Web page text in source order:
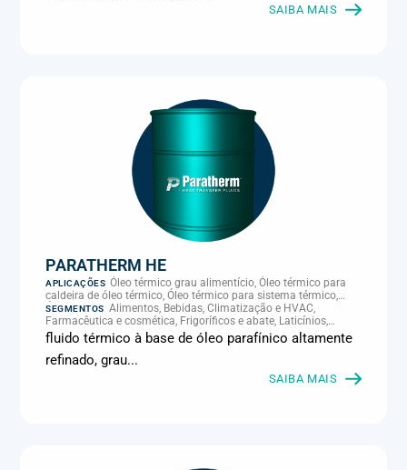
SAIBA MAIS
PARATHERM HE
APLICAÇÕES Óleo térmico grau alimentício, Óleo térmico para
caldeira de óleo térmico, Óleo térmico para sistema térmico,
Óleo térmico para transferência de calor, Transferência térmica
SEGMENTOS Alimentos, Bebidas, Climatização e HVAC,
Farmacêutica e cosmética, Frigoríficos e abate, Laticínios,
Panificação, Química e petroquímica, Supermercados e
refrigeração comercial
fluido térmico à base de óleo parafínico altamente
refinado, grau...
SAIBA MAIS